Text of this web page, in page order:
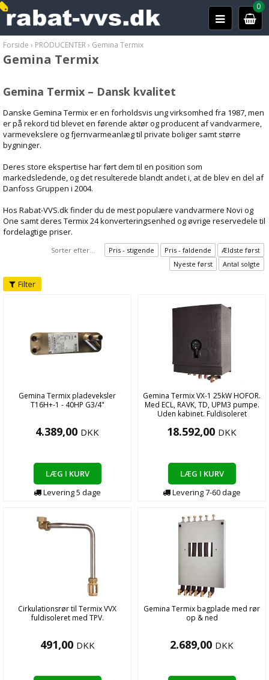
0
Forside › PRODUCENTER› Gemina Termix
Gemina Termix
Gemina Termix – Dansk kvalitet
Danske Gemina Termix er en forholdsvis ung virksomhed fra 1987, men
er på rekord tid blevet en førende aktør og producent af vandvarmere,
varmevekslere og fjernvarmeanlæg til private boliger samt større
bygninger.
Deres store ekspertise har ført dem til en position som
markedsledende, og det resulterede blandt andet i, at de blev en del af
Danfoss Gruppen i 2004.
Hos Rabat-VVS.dk finder du de mest populære vandvarmere Novi og
One samt deres Termix 24 konverteringsenhed og øvrige reservedele til
fordelagtige priser.
Sorter efter... Pris - stigende Pris - faldende
Ældste først
Nyeste først
Antal solgte
Filter
Gemina Termix pladeveksler
T16H+-1 - 40HP G3/4"
4.389,00 DKK
LÆG I KURV
Levering5 dage
Gemina Termix VX-1 25kW HOFOR.
Med ECL, RAVK, TD, UPM3 pumpe.
Uden kabinet. Fuldisoleret
18.592,00 DKK
LÆG I KURV
Levering7-60dage
Cirkulationsrør til Termix VVX
fuldisoleret med TPV.
491,00 DKK
Gemina Termix bagplade med rør
op & ned
2.689,00 DKK